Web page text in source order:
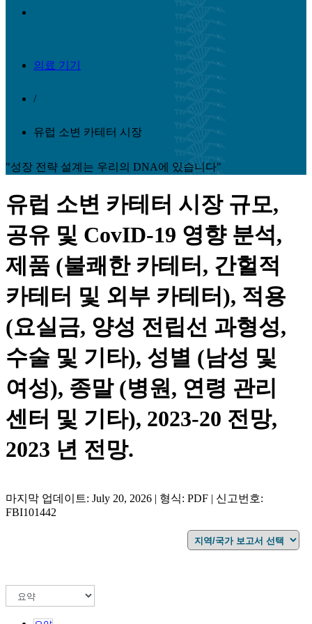
의료 기기
/
유럽 ​​소변 카테터 시장
"성장 전략 설계는 우리의 DNA에 있습니다"
유럽 ​​소변 카테터 시장 규모,
공유 및 CovID-19 영향 분석,
제품 (불쾌한 카테터, 간헐적
카테터 및 외부 카테터), 적용
(요실금, 양성 전립선 과형성,
수술 및 기타), 성별 (남성 및
여성), 종말 (병원, 연령 관리
센터 및 기타), 2023-20 전망,
2023 년 전망.
마지막 업데이트: July 20, 2026 | 형식: PDF | 신고번호:
FBI101442